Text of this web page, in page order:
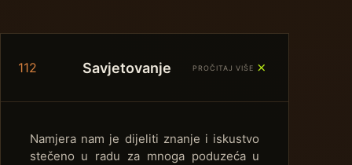
112 Savjetovanje PROČITAJ VIŠE＋
Namjera nam je dijeliti znanje i iskustvo
stečeno u radu za mnoga poduzeća u